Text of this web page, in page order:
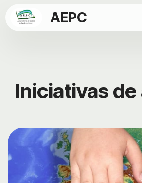
AEPC
Iniciativas de